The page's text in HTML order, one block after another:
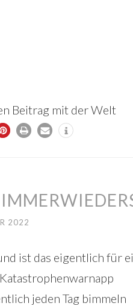
Beitrag mit der Welt
2022
ist das eigentlich für
jeden Tag bimmeln